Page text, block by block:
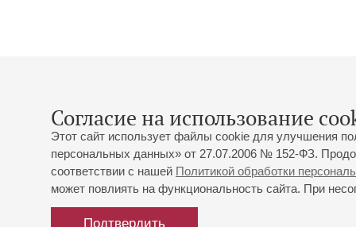
Согласие на использование
Этот сайт использует файлы cookie для улучшения
персональных данных» от 27.07.2006 № 152-ФЗ.
соответствии с нашей Политикой обработки
может повлиять на функциональность сайта. При
Подтвердить